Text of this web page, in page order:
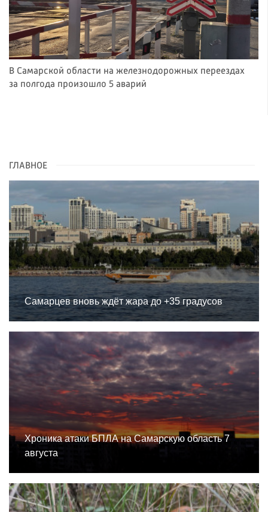
В Самарской области на железнодорожных переездах
за полгода произошло 5 аварий
ГЛАВНОЕ
Самарцев вновь ждёт жара до +35 градусов
Хроника атаки БПЛА на Самарскую область 7
августа